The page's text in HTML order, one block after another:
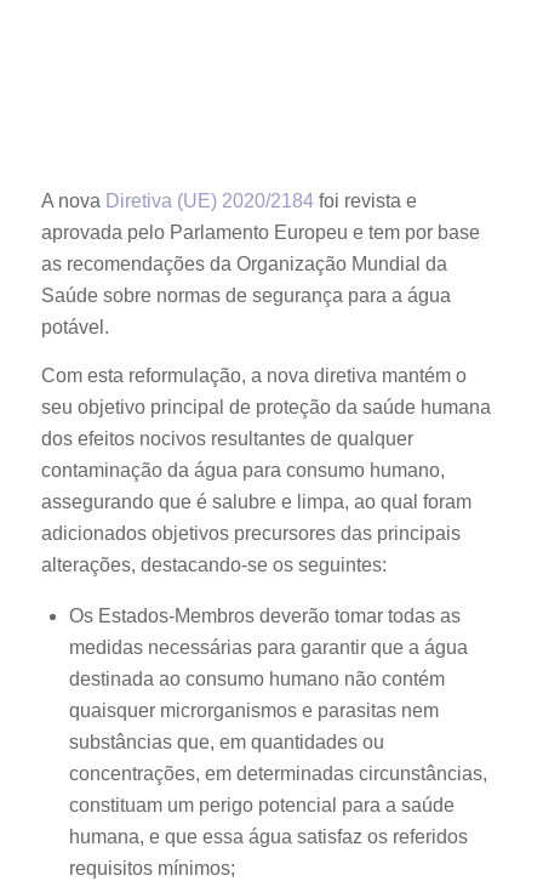
A nova Diretiva (UE) 2020/2184foi revista e
aprovada pelo Parlamento Europeu e tem por base
as recomendações da Organização Mundial da
Saúde sobre normas de segurança para a água
potável.
Com esta reformulação, a nova diretiva mantém o
seu objetivo principal de proteção da saúde humana
dos efeitos nocivos resultantes de qualquer
contaminação da água para consumo humano,
assegurando que é salubre e limpa, ao qual foram
adicionados objetivos precursores das principais
alterações, destacando-se os seguintes:
Os Estados-Membros deverão tomar todas as
medidas necessárias para garantir que a água
destinada ao consumo humano não contém
quaisquer microrganismos e parasitas nem
substâncias que, em quantidades ou
concentrações, em determinadas circunstâncias,
constituam um perigo potencial para a saúde
humana, e que essa água satisfaz os referidos
requisitos mínimos;